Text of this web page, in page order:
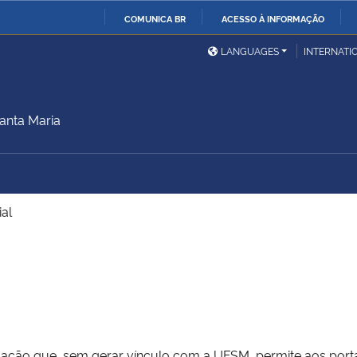
COMUNICA BR ACESSO À INFORMAÇÃO
Ministério da Defesa
Ministério das Relações
ExterioresLANGUAGES
Maria